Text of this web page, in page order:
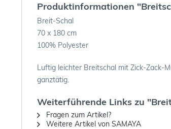
Produktinformationen
Breit-Schal
70 x 180 cm
100% Polyester
Luftig leichter Breitschal mit Zick-Zack-
ganztätig.
Weiterführende Links zu
Fragen zum Artikel?
Weitere Artikel von SAMAYA